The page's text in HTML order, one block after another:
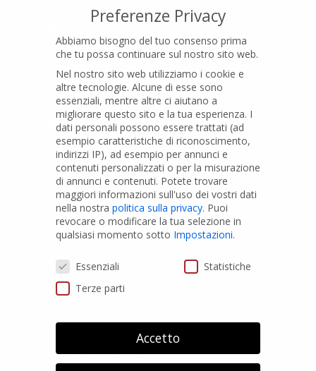
16015 Casella (GE) – Italy
01079200299
PRODOTTI
Tubi PVC
Raccordi PVC
Tubi e Raccordi in PVC-A
Pozzi Artesiani
Privacy Policy
GDPR Personal data
Preferenze Privacy
Abbiamo bisogno del tuo consenso prima
che tu possa continuare sul nostro sito web.
Nel nostro sito web utilizziamo i cookie e
altre tecnologie. Alcune di esse sono
essenziali, mentre altre ci aiutano a
migliorare questo sito e la tua esperienza. I
dati personali possono essere trattati (ad
esempio caratteristiche di riconoscimento,
indirizzi IP), ad esempio per annunci e
contenuti personalizzati o per la misurazione
di annunci e contenuti. Potete trovare
maggiori informazioni sull'uso dei vostri dati
nella nostra politica sulla privacy. Puoi
revocare o modificare la tua selezione in
qualsiasi momento sotto Impostazioni.
Preferenze Privacy
Essenziali
Statistiche
Terze parti
Accetto